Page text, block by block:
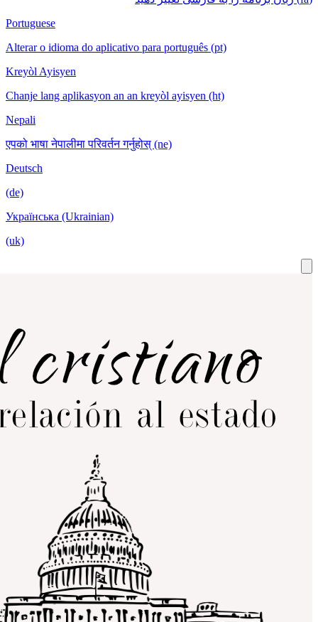
Alterar o idioma do aplicativo para português
Chanje lang aplikasyon an an kreyòl ayisyen
एपको भाषा नेपालीमा परिवर्तन गर्नुहोस् (ne)
Українська (Ukrainian)